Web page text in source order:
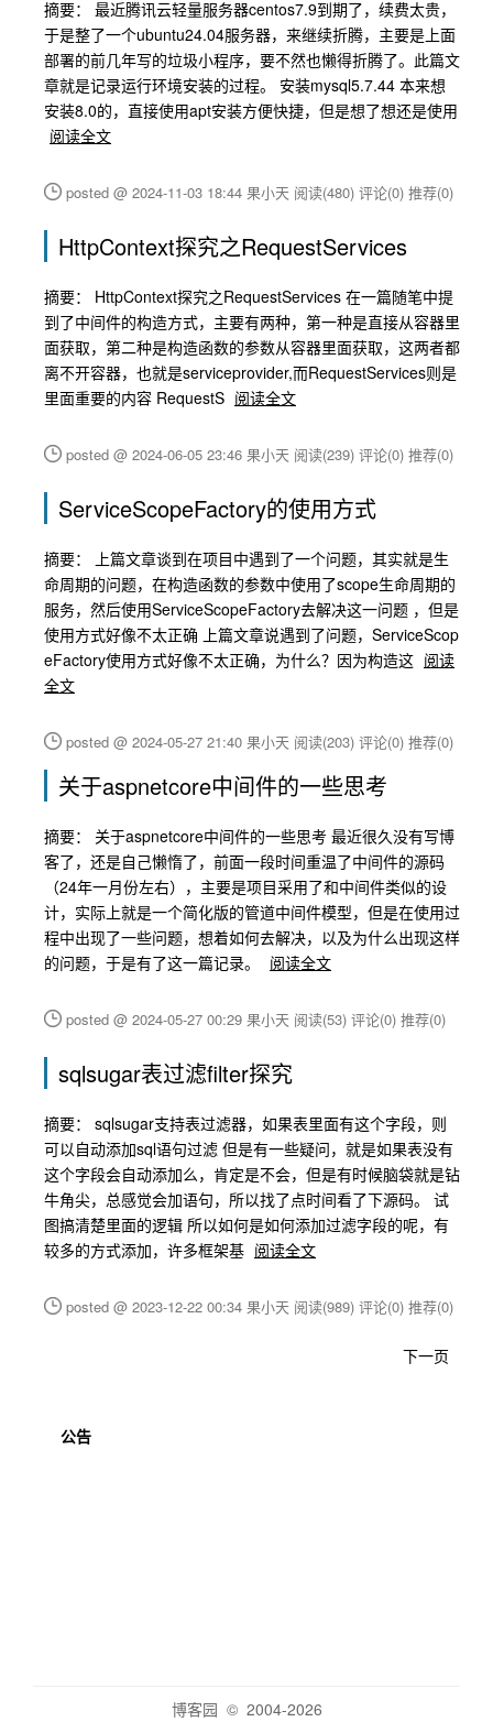
摘要： 最近腾讯云轻量服务器centos7.9到期了，续费太贵，
于是整了一个ubuntu24.04服务器，来继续折腾，主要是上面
部署的前几年写的垃圾小程序，要不然也懒得折腾了。此篇文
章就是记录运行环境安装的过程。 安装mysql5.7.44 本来想
安装8.0的，直接使用apt安装方便快捷，但是想了想还是使用
阅读全文
posted @ 2024-11-03 18:44 果小天 阅读(480) 评论(0) 推荐(0)
HttpContext探究之RequestServices
摘要： HttpContext探究之RequestServices 在一篇随笔中提
到了中间件的构造方式，主要有两种，第一种是直接从容器里
面获取，第二种是构造函数的参数从容器里面获取，这两者都
离不开容器，也就是serviceprovider,而RequestServices则是
里面重要的内容 RequestS 阅读全文
posted @ 2024-06-05 23:46 果小天 阅读(239) 评论(0) 推荐(0)
ServiceScopeFactory的使用方式
摘要： 上篇文章谈到在项目中遇到了一个问题，其实就是生
命周期的问题，在构造函数的参数中使用了scope生命周期的
服务，然后使用ServiceScopeFactory去解决这一问题 ，但是
使用方式好像不太正确 上篇文章说遇到了问题，ServiceScop
eFactory使用方式好像不太正确，为什么？因为构造这 阅读
全文
posted @ 2024-05-27 21:40 果小天 阅读(203) 评论(0) 推荐(0)
关于aspnetcore中间件的一些思考
摘要： 关于aspnetcore中间件的一些思考 最近很久没有写博
客了，还是自己懒惰了，前面一段时间重温了中间件的源码
（24年一月份左右），主要是项目采用了和中间件类似的设
计，实际上就是一个简化版的管道中间件模型，但是在使用过
程中出现了一些问题，想着如何去解决，以及为什么出现这样
的问题，于是有了这一篇记录。
阅读全文
posted @ 2024-05-27 00:29 果小天 阅读(53) 评论(0) 推荐(0)
sqlsugar表过滤filter探究
摘要： sqlsugar支持表过滤器，如果表里面有这个字段，则
可以自动添加sql语句过滤 但是有一些疑问，就是如果表没有
这个字段会自动添加么，肯定是不会，但是有时候脑袋就是钻
牛角尖，总感觉会加语句，所以找了点时间看了下源码。 试
图搞清楚里面的逻辑 所以如何是如何添加过滤字段的呢，有
较多的方式添加，许多框架基 阅读全文
posted @ 2023-12-22 00:34 果小天 阅读(989) 评论(0) 推荐(0)
下一页
公告
博客园 © 2004-2026